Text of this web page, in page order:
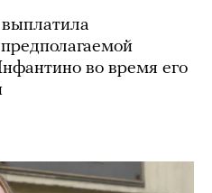
во время его